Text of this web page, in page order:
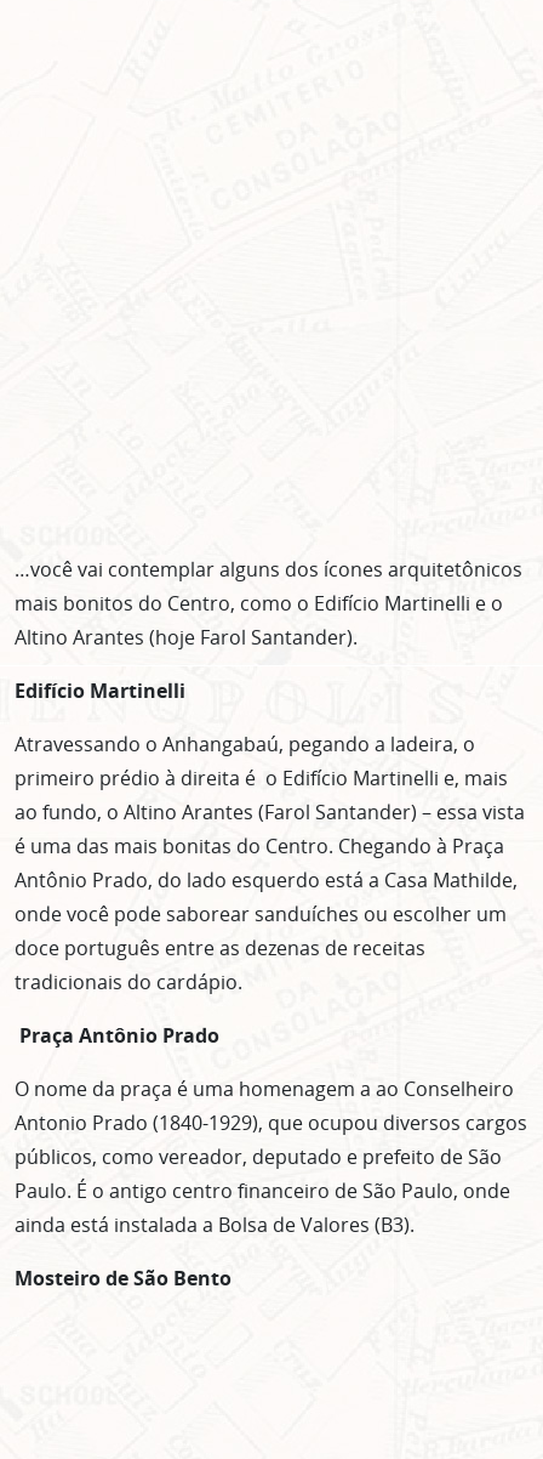
…você vai contemplar alguns dos ícones arquitetônicos
mais bonitos do Centro, como o Edifício Martinelli e o
Altino Arantes (hoje Farol Santander).
Edifício Martinelli
Atravessando o Anhangabaú, pegando a ladeira, o
primeiro prédio à direita é o Edifício Martinelli e, mais
ao fundo, o Altino Arantes (Farol Santander) – essa vista
é uma das mais bonitas do Centro. Chegando à Praça
Antônio Prado, do lado esquerdo está a Casa Mathilde,
onde você pode saborear sanduíches ou escolher um
doce português entre as dezenas de receitas
tradicionais do cardápio.
Praça Antônio Prado
O nome da praça é uma homenagem a ao Conselheiro
Antonio Prado (1840-1929), que ocupou diversos cargos
públicos, como vereador, deputado e prefeito de São
Paulo. É o antigo centro financeiro de São Paulo, onde
ainda está instalada a Bolsa de Valores (B3).
Mosteiro de São Bento